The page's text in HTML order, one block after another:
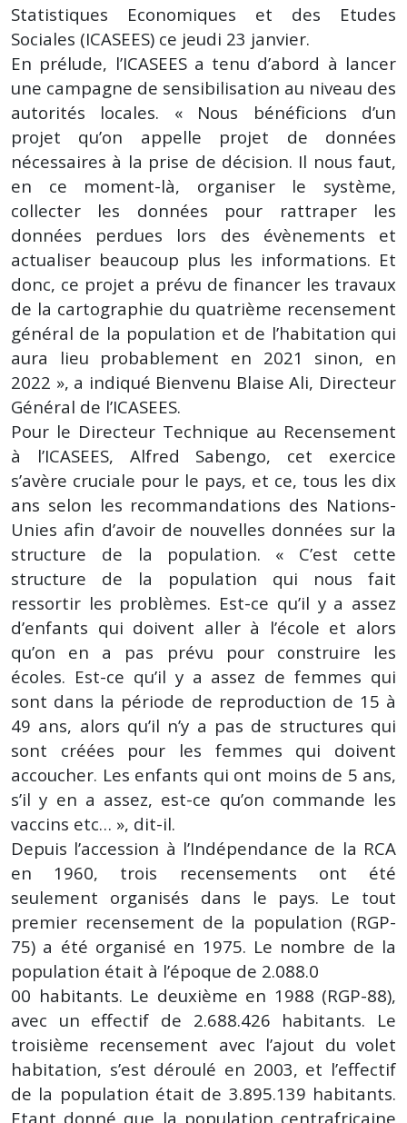
Statistiques Economiques et des Etudes
Sociales (ICASEES) ce jeudi 23 janvier.
En prélude, l’ICASEES a tenu d’abord à lancer
une campagne de sensibilisation au niveau des
autorités locales. « Nous bénéficions d’un
projet qu’on appelle projet de données
nécessaires à la prise de décision. Il nous faut,
en ce moment-là, organiser le système,
collecter les données pour rattraper les
données perdues lors des évènements et
actualiser beaucoup plus les informations. Et
donc, ce projet a prévu de financer les travaux
de la cartographie du quatrième recensement
général de la population et de l’habitation qui
aura lieu probablement en 2021 sinon, en
2022 », a indiqué Bienvenu Blaise Ali, Directeur
Général de l’ICASEES.
Pour le Directeur Technique au Recensement
à l’ICASEES, Alfred Sabengo, cet exercice
s’avère cruciale pour le pays, et ce, tous les dix
ans selon les recommandations des Nations-
Unies afin d’avoir de nouvelles données sur la
structure de la population. « C’est cette
structure de la population qui nous fait
ressortir les problèmes. Est-ce qu’il y a assez
d’enfants qui doivent aller à l’école et alors
qu’on en a pas prévu pour construire les
écoles. Est-ce qu’il y a assez de femmes qui
sont dans la période de reproduction de 15 à
49 ans, alors qu’il n’y a pas de structures qui
sont créées pour les femmes qui doivent
accoucher. Les enfants qui ont moins de 5 ans,
s’il y en a assez, est-ce qu’on commande les
vaccins etc… », dit-il.
Depuis l’accession à l’Indépendance de la RCA
en 1960, trois recensements ont été
seulement organisés dans le pays. Le tout
premier recensement de la population (RGP-
75) a été organisé en 1975. Le nombre de la
population était à l’époque de 2.088.0
00 habitants. Le deuxième en 1988 (RGP-88),
avec un effectif de 2.688.426 habitants. Le
troisième recensement avec l’ajout du volet
habitation, s’est déroulé en 2003, et l’effectif
de la population était de 3.895.139 habitants.
Etant donné que la population centrafricaine